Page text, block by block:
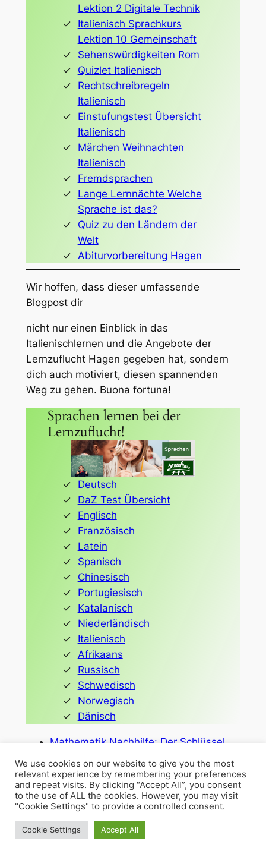
Lektion 2 Digitale Technik
Italienisch Sprachkurs
Lektion 10 Gemeinschaft
Sehenswürdigkeiten Rom
Quizlet Italienisch
Rechtschreibregeln
Italienisch
Einstufungstest Übersicht
Italienisch
Märchen Weihnachten
Italienisch
Fremdsprachen
Lange Lernnächte Welche
Sprache ist das?
Quiz zu den Ländern der
Welt
Abiturvorbereitung Hagen
Wir hoffen, dass dieser umfassende
Blogpost dir
nicht nur einen Einblick in das
Italienischlernen und die Angebote der
Lernzuflucht Hagen gegeben hat, sondern
dich auch motiviert, diesen spannenden
Weg zu gehen. Buona fortuna!
Sprachen lernen bei der
Lernzuflucht!
Deutsch
DaZ Test Übersicht
Englisch
Französisch
Latein
Spanisch
Chinesisch
Portugiesisch
Katalanisch
Niederländisch
Italienisch
Afrikaans
Russisch
Schwedisch
Norwegisch
Dänisch
Mathematik Nachhilfe: Der Schlüssel
zum Erfolg
Effektive Unterstützung für Deutsch:
Individuelle Nachhilfe
Fremdsprachen effektiv lernen: Tipps
und Methoden
Naturwissenschaften
We use cookies on our website to give you the most
relevant experience by remembering your preferences
and repeat visits. By clicking “Accept All”, you consent
to the use of ALL the cookies. However, you may visit
"Cookie Settings" to provide a controlled consent.
Cookie Settings Accept All